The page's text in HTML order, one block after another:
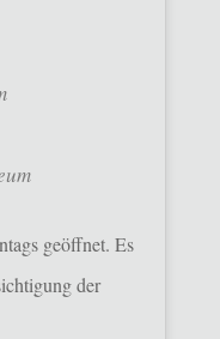
geöffnet. Es
der